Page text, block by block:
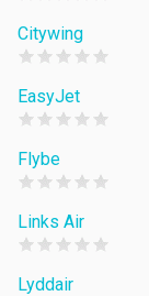
Citywing
EasyJet
Flybe
Links Air
Lyddair